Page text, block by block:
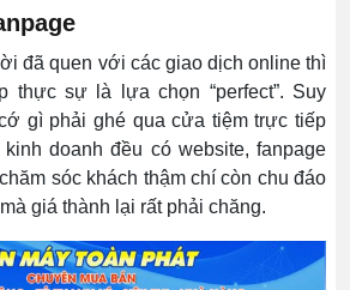
đã quen với các giao dịch online thì
thực sự là lựa chọn “perfect”. Suy
gì phải ghé qua cửa tiệm trực tiếp
doanh đều có website, fanpage
sóc khách thậm chí còn chu đáo
giá thành lại rất phải chăng.